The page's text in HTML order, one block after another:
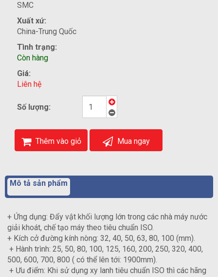
SMC
Xuất xứ:
China-Trung Quốc
Tình trạng:
Còn hàng
Giá:
Liên hệ
Số lượng:
Thêm vào giỏ Mua ngay
Mô tả sản phẩm
+ Ứng dụng: Đẩy vật khối lượng lớn trong các nhà máy nước
giải khoát, chế tạo máy theo tiêu chuẩn ISO.
+ Kích cở đường kính nòng: 32, 40, 50, 63, 80, 100 (mm).
+ Hành trình: 25, 50, 80, 100, 125, 160, 200, 250, 320, 400,
500, 600, 700, 800 ( có thể lên tới: 1900mm).
+ Ưu điểm: Khi sử dụng xy lanh tiêu chuẩn ISO thì các hãng